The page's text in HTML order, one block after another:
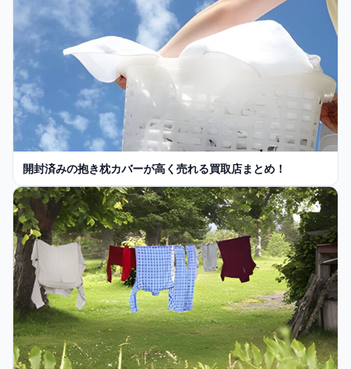
開封済みの抱き枕カバーが高く売れる買取店まとめ！